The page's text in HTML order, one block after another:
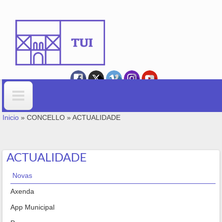
Formulario de busca
VOSTEDE ESTÁ AQUÍ
Inicio » CONCELLO » ACTUALIDADE
ACTUALIDADE
Novas
Axenda
App Municipal